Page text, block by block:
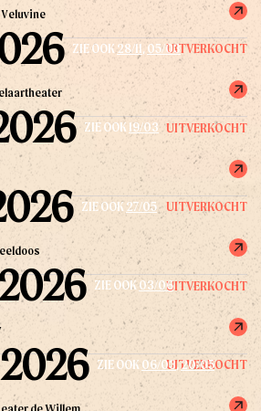
UITVERKOCHT
ZIE OOK28/11,05/03
UITVERKOCHT
ZIE OOK19/03
UITVERKOCHT
ZIE OOK27/05
UITVERKOCHT
ZIE OOK03/06
UITVERKOCHT
ZIE OOK 06/03,20/05